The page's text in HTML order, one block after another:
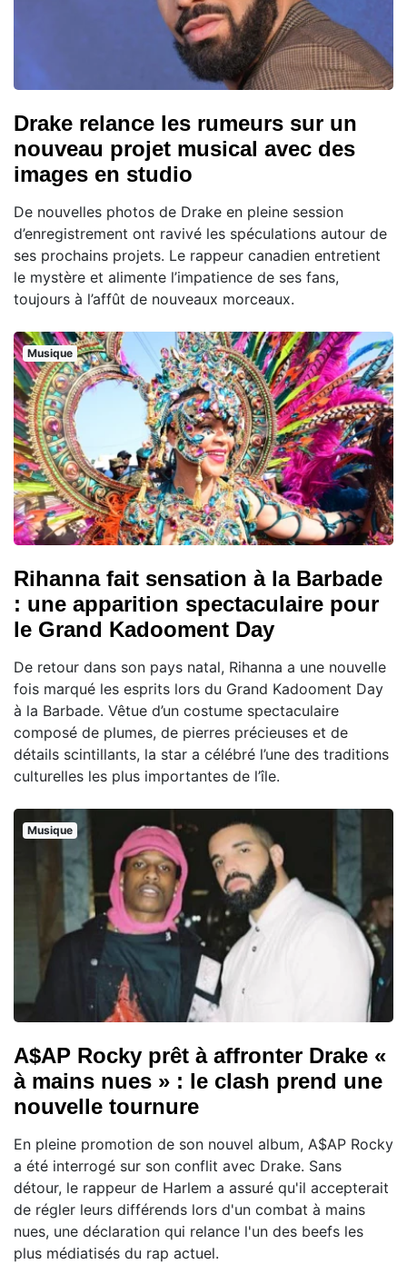
Drake relance les rumeurs sur un
nouveau projet musical avec des
images en studio
De nouvelles photos de Drake en pleine session
d’enregistrement ont ravivé les spéculations autour de
ses prochains projets. Le rappeur canadien entretient
le mystère et alimente l’impatience de ses fans,
toujours à l’affût de nouveaux morceaux.
Musique
Rihanna fait sensation à la Barbade
: une apparition spectaculaire pour
le Grand Kadooment Day
De retour dans son pays natal, Rihanna a une nouvelle
fois marqué les esprits lors du Grand Kadooment Day
à la Barbade. Vêtue d’un costume spectaculaire
composé de plumes, de pierres précieuses et de
détails scintillants, la star a célébré l’une des traditions
culturelles les plus importantes de l’île.
Musique
A$AP Rocky prêt à affronter Drake «
à mains nues » : le clash prend une
nouvelle tournure
En pleine promotion de son nouvel album, A$AP Rocky
a été interrogé sur son conflit avec Drake. Sans
détour, le rappeur de Harlem a assuré qu'il accepterait
de régler leurs différends lors d'un combat à mains
nues, une déclaration qui relance l'un des beefs les
plus médiatisés du rap actuel.